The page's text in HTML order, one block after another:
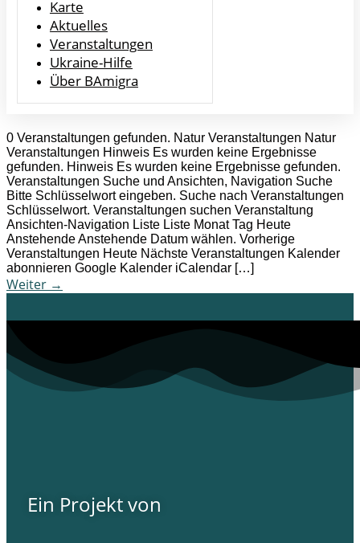
Karte
Aktuelles
Veranstaltungen
Ukraine-Hilfe
Über BAmigra
0 Veranstaltungen gefunden. Natur Veranstaltungen Natur
Veranstaltungen Hinweis Es wurden keine Ergebnisse
gefunden. Hinweis Es wurden keine Ergebnisse gefunden.
Veranstaltungen Suche und Ansichten, Navigation Suche
Bitte Schlüsselwort eingeben. Suche nach Veranstaltungen
Schlüsselwort. Veranstaltungen suchen Veranstaltung
Ansichten-Navigation Liste Liste Monat Tag Heute
Anstehende Anstehende Datum wählen. Vorherige
Veranstaltungen Heute Nächste Veranstaltungen Kalender
abonnieren Google Kalender iCalendar […]
Weiter →
Ein Projekt von